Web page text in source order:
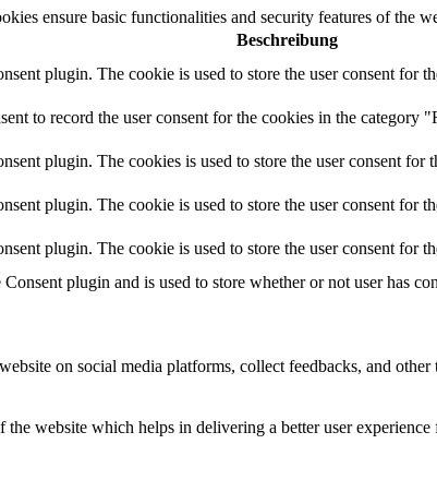
ensure basic functionalities and security features of the
Beschreibung
plugin. The cookie is used to store the user consent for
to record the user consent for the cookies in the category
plugin. The cookies is used to store the user consent for
plugin. The cookie is used to store the user consent for
plugin. The cookie is used to store the user consent for
plugin and is used to store whether or not user has
on social media platforms, collect feedbacks, and other
website which helps in delivering a better user